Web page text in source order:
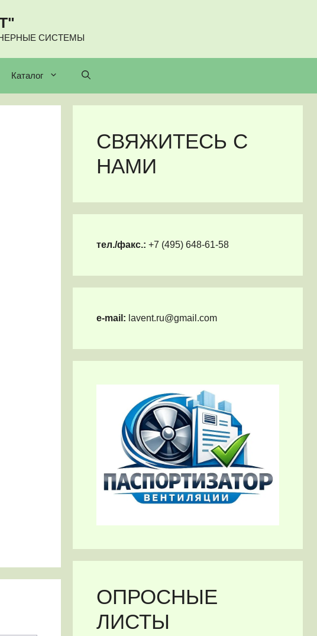
СИСТЕМЫ
Каталог
СВЯЖИТЕСЬ С
НАМИ
тел./факс.: +7 (495) 648-61-58
e-mail: lavent.ru@gmail.com
ОПРОСНЫЕ
ЛИСТЫ